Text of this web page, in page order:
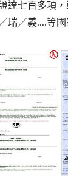
達七百多項
瑞／義....等國